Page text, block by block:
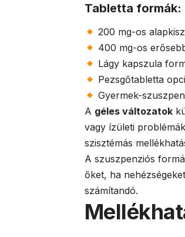
Tabletta formák:
200 mg-os
400 mg-os
Lágy kapszula
Pezsgőtabletta
Gyermek-
A géles változatok
vagy ízületi
szisztémás
A szuszpenziós
őket, ha
számítandó.